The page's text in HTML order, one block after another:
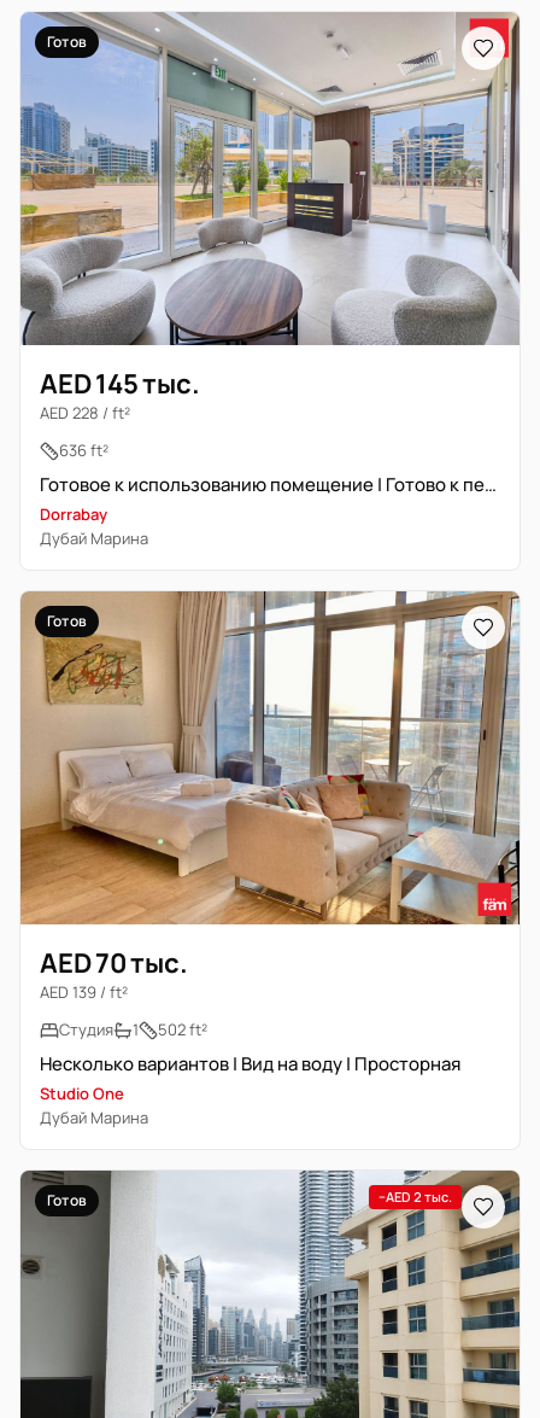
Готов
AED 145 тыс.
AED 228 / ft²
636 ft²
Готовое к использованию помещение | Готово к переезду
Dorrabay
Дубай Марина
Готов
AED 70 тыс.
AED 139 / ft²
Студия
1 502 ft²
Несколько вариантов | Вид на воду | Просторная
Studio One
Дубай Марина
Готов −AED 2 тыс.